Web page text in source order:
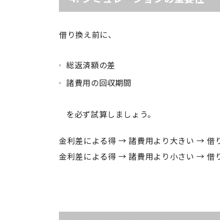
借り換え前に、
総返済額の差
諸費用の回収期間
を必ず試算しましょう。
金利差による得 → 諸費用より大きい → 借
金利差による得 → 諸費用より小さい → 借